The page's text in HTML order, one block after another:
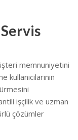
memnuniyetini
işçilik ve uzman
çözümler